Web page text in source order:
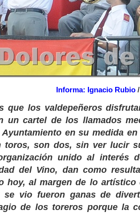
Informa: Ignacio Rubio /
que los valdepeñeros
un cartel de los llamados
en su medida
toros, son dos, sin ver lucir
unido al interés
del Vino, dan como
hoy, al margen de lo
vio fueron ganas de
de los toreros porque la